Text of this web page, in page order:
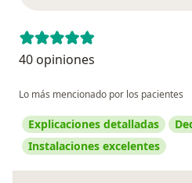
40 opiniones
Lo más mencionado por los pacientes
Explicaciones detalladas
Instalaciones excelentes